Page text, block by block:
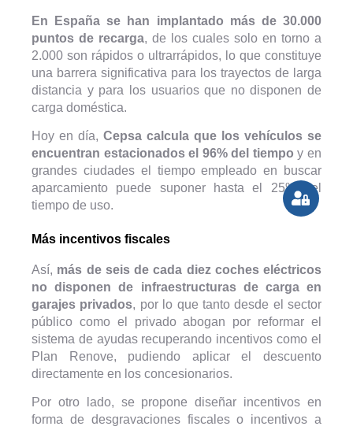
En España se han implantado más de 30.000
puntos de recarga, de los cuales solo en torno a
2.000 son rápidos o ultrarrápidos, lo que constituye
una barrera significativa para los trayectos de larga
distancia y para los usuarios que no disponen de
carga doméstica.
Hoy en día, Cepsa calcula que los vehículos se
encuentran estacionados el 96% del tiempo y en
grandes ciudades el tiempo empleado en buscar
aparcamiento puede suponer hasta el 25% del
tiempo de uso.
Más incentivos fiscales
Así, más de seis de cada diez coches eléctricos
no disponen de infraestructuras de carga en
garajes privados, por lo que tanto desde el sector
público como el privado abogan por reformar el
sistema de ayudas recuperando incentivos como el
Plan Renove, pudiendo aplicar el descuento
directamente en los concesionarios.
Por otro lado, se propone diseñar incentivos en
forma de desgravaciones fiscales o incentivos a